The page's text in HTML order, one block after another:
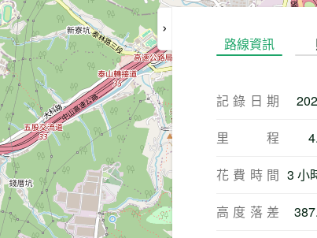
路線資訊
記錄日期
里程
花費時間 3 小
高度落差